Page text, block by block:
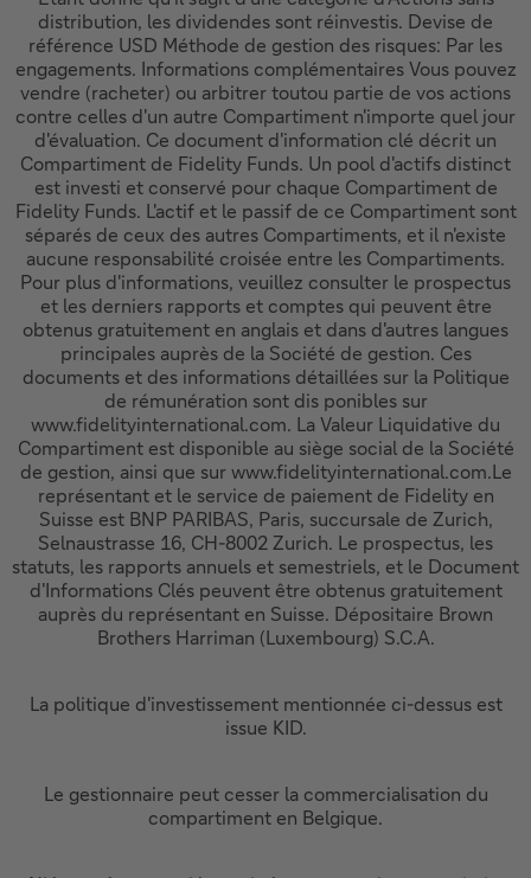
distribution, les dividendes sont réinvestis. Devise de
référence USD Méthode de gestion des risques: Par les
engagements. Informations complémentaires Vous pouvez
vendre (racheter) ou arbitrer toutou partie de vos actions
contre celles d'un autre Compartiment n'importe quel jour
d'évaluation. Ce document d'information clé décrit un
Compartiment de Fidelity Funds. Un pool d'actifs distinct
est investi et conservé pour chaque Compartiment de
Fidelity Funds. L'actif et le passif de ce Compartiment sont
séparés de ceux des autres Compartiments, et il n'existe
aucune responsabilité croisée entre les Compartiments.
Pour plus d'informations, veuillez consulter le prospectus
et les derniers rapports et comptes qui peuvent être
obtenus gratuitement en anglais et dans d'autres langues
principales auprès de la Société de gestion. Ces
documents et des informations détaillées sur la Politique
de rémunération sont dis ponibles sur
www.fidelityinternational.com. La Valeur Liquidative du
Compartiment est disponible au siège social de la Société
de gestion, ainsi que sur www.fidelityinternational.com.Le
représentant et le service de paiement de Fidelity en
Suisse est BNP PARIBAS, Paris, succursale de Zurich,
Selnaustrasse 16, CH-8002 Zurich. Le prospectus, les
statuts, les rapports annuels et semestriels, et le Document
d'Informations Clés peuvent être obtenus gratuitement
auprès du représentant en Suisse. Dépositaire Brown
Brothers Harriman (Luxembourg) S.C.A.
La politique d'investissement mentionnée ci-dessus est
issue KID.
Le gestionnaire peut cesser la commercialisation du
compartiment en Belgique.